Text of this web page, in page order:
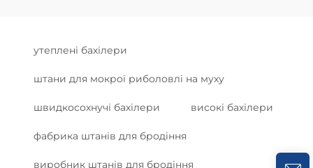
утеплені бахілери
штани для мокрої риболовлі на муху
швидкосохнучі бахілери високі бахілери
фабрика штанів для бродіння
виробник штанів для бродіння